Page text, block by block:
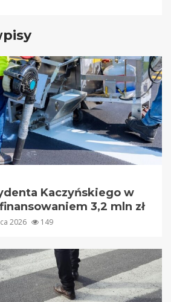
Kaczyńskiego w
3,2 mln zł
2026 149